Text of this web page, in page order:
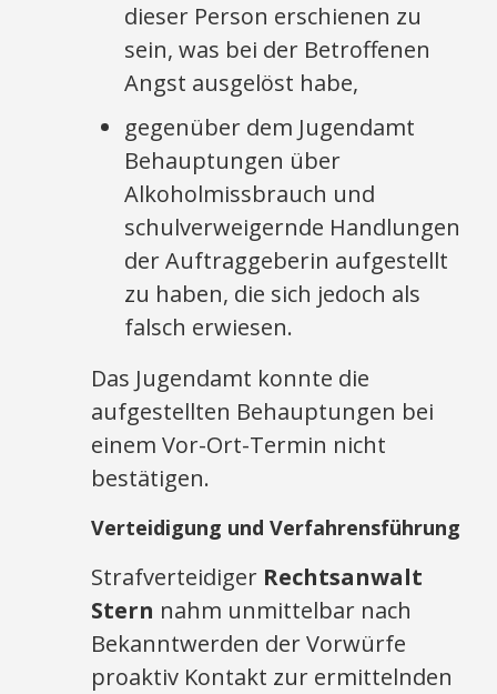
dieser Person erschienen zu
sein, was bei der Betroffenen
Angst ausgelöst habe,
gegenüber dem Jugendamt
Behauptungen über
Alkoholmissbrauch und
schulverweigernde Handlungen
der Auftraggeberin aufgestellt
zu haben, die sich jedoch als
falsch erwiesen.
Das Jugendamt konnte die
aufgestellten Behauptungen bei
einem Vor-Ort-Termin nicht
bestätigen.
Verteidigung und Verfahrensführung
Strafverteidiger Rechtsanwalt
Stern nahm unmittelbar nach
Bekanntwerden der Vorwürfe
proaktiv Kontakt zur ermittelnden